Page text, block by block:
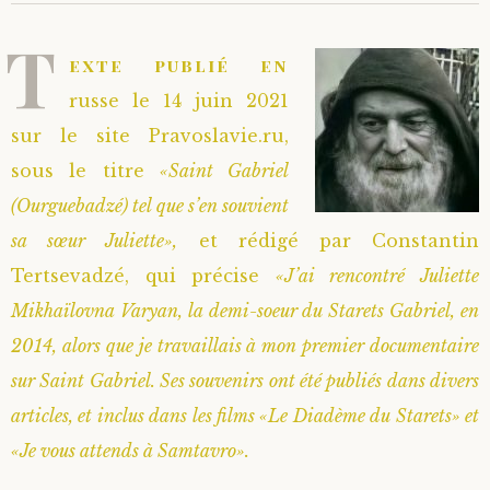
Saint Jean de Kronstadt
Saint Laurent de Tchernigov
Saint Nikon d’Optina
Saint Seraphim de Sarov
Saint Seraphim de Vyritsa
Saint Serge de Radonège
Archimandrite Alipi (Voronov)
Archimandrite Andronique (Loukach)
Archimandrite Athénogène (Agapov)
Higoumène Boris (Kramtsov)
Bienheureuses et Staritsas
Bienheureuse Lioubouchka
Geronda Grigorios de Dochiariou
Famille spirituelle
Portraits
T exte publié en
russe le 14 juin 2021
sur le site Pravoslavie.ru,
sous le titre «Saint Gabriel
(Ourguebadzé) tel que s’en souvient
sa sœur Juliette», et rédigé par Constantin
Tertsevadzé, qui précise «J’ai rencontré Juliette
Mikhaïlovna Varyan, la demi-soeur du Starets Gabriel, en
2014, alors que je travaillais à mon premier documentaire
sur Saint Gabriel. Ses souvenirs ont été publiés dans divers
articles, et inclus dans les films «Le Diadème du Starets» et
«Je vous attends à Samtavro».